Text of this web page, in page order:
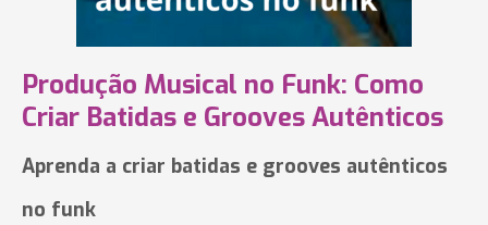
Produção Musical no Funk: Como
Criar Batidas e Grooves Autênticos
Aprenda a criar batidas e grooves autênticos
no funk